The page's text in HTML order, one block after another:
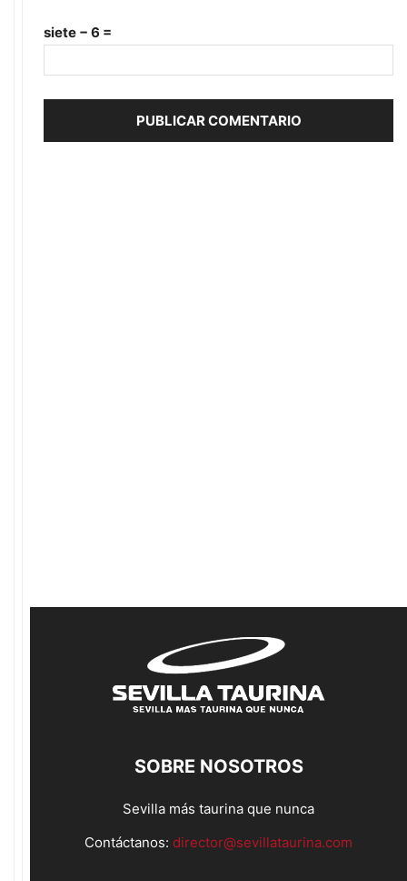
siete − 6 =
SOBRE NOSOTROS
Sevilla más taurina que nunca
Contáctanos: director@sevillataurina.com